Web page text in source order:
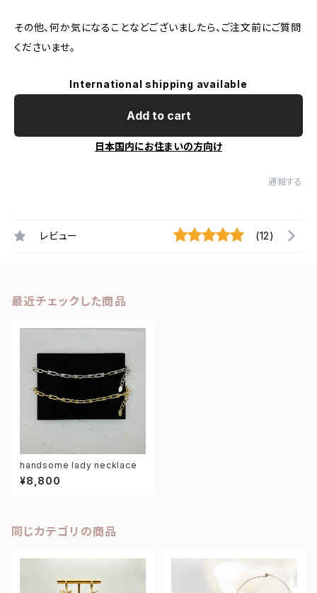
その他、何か気になることなどございましたら、ご注文前にご質問
くださいませ。
International shipping available
Add to cart
日本国内にお住まいの方向け
通報する
レビュー (12)
最近チェックした商品
handsome lady necklace
¥8,800
同じカテゴリの商品